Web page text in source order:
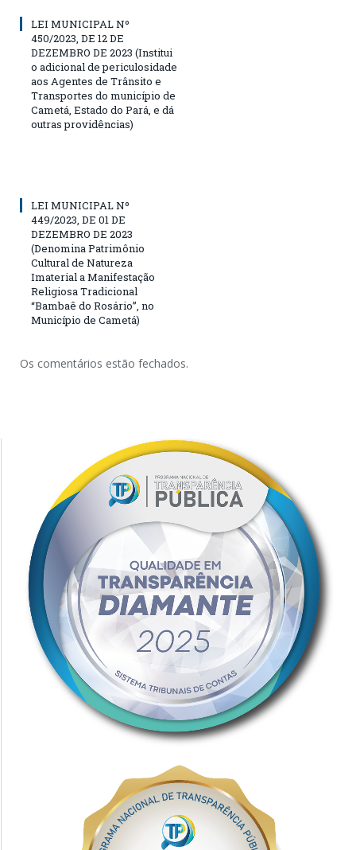
LEI MUNICIPAL Nº
450/2023, DE 12 DE
DEZEMBRO DE 2023 (Institui
o adicional de periculosidade
aos Agentes de Trânsito e
Transportes do município de
Cametá, Estado do Pará, e dá
outras providências)
LEI MUNICIPAL Nº
449/2023, DE 01 DE
DEZEMBRO DE 2023
(Denomina Patrimônio
Cultural de Natureza
Imaterial a Manifestação
Religiosa Tradicional
“Bambaê do Rosário”, no
Município de Cametá)
Os comentários estão fechados.